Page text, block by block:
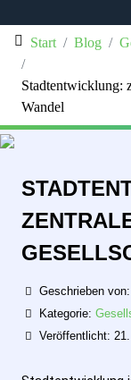
Start Blog
Stadtentwicklung:
Wandel
Geschrieben von:
Kategorie:
Veröffentlicht: